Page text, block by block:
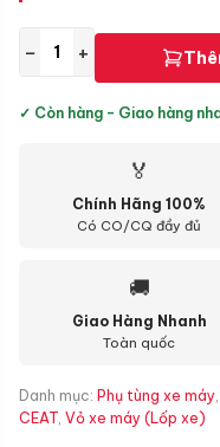
− +
✓ Còn hàng - Giao hàng
🏅
Chính Hãng 100%
Có CO/CQ đầy đủ
🚚
Giao Hàng Nhanh
Toàn quốc
Danh mục: Phụ tùng xe máy,
CEAT, Vỏ xe máy (Lốp xe)